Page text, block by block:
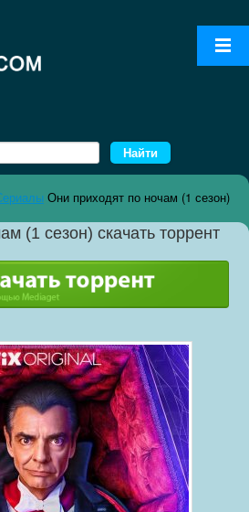
Они приходят по ночам (1 сезон)
(1 сезон) скачать торрент